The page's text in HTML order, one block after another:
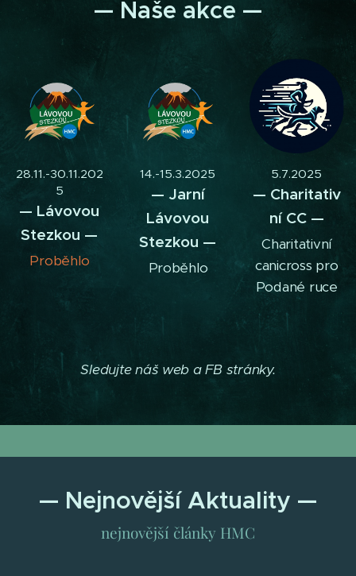
— Naše akce —
28.11.-30.11.202
5
— Lávovou
Stezkou —
Proběhlo
14.-15.3.2025
— Jarní
Lávovou
Stezkou —
Proběhlo
5.7.2025
— Charitativ
ní CC —
Charitativní
canicross pro
Podané ruce
Sledujte náš web a FB stránky.
— Nejnovější Aktuality —
nejnovější články HMC